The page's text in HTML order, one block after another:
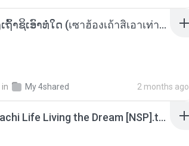
ເຊົາຮ້ອງເຖົ້າຊິເອົາທໍ່ໃດ (เซาฮ้องเถ้าสิเอาเท่าใด) ບຸນເກີດ ຫນູຫ່ວງ ft. ໂສພາ ຈຸນທະລາ
in My 4shared 2 months ago
Tomodachi Life Living the Dream [NSP].torrent